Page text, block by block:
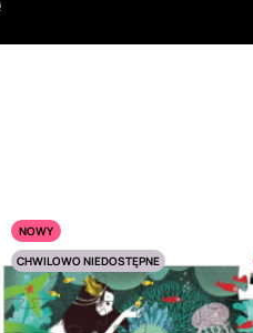
NOWY
CHWILOWO NIEDOSTĘPNE